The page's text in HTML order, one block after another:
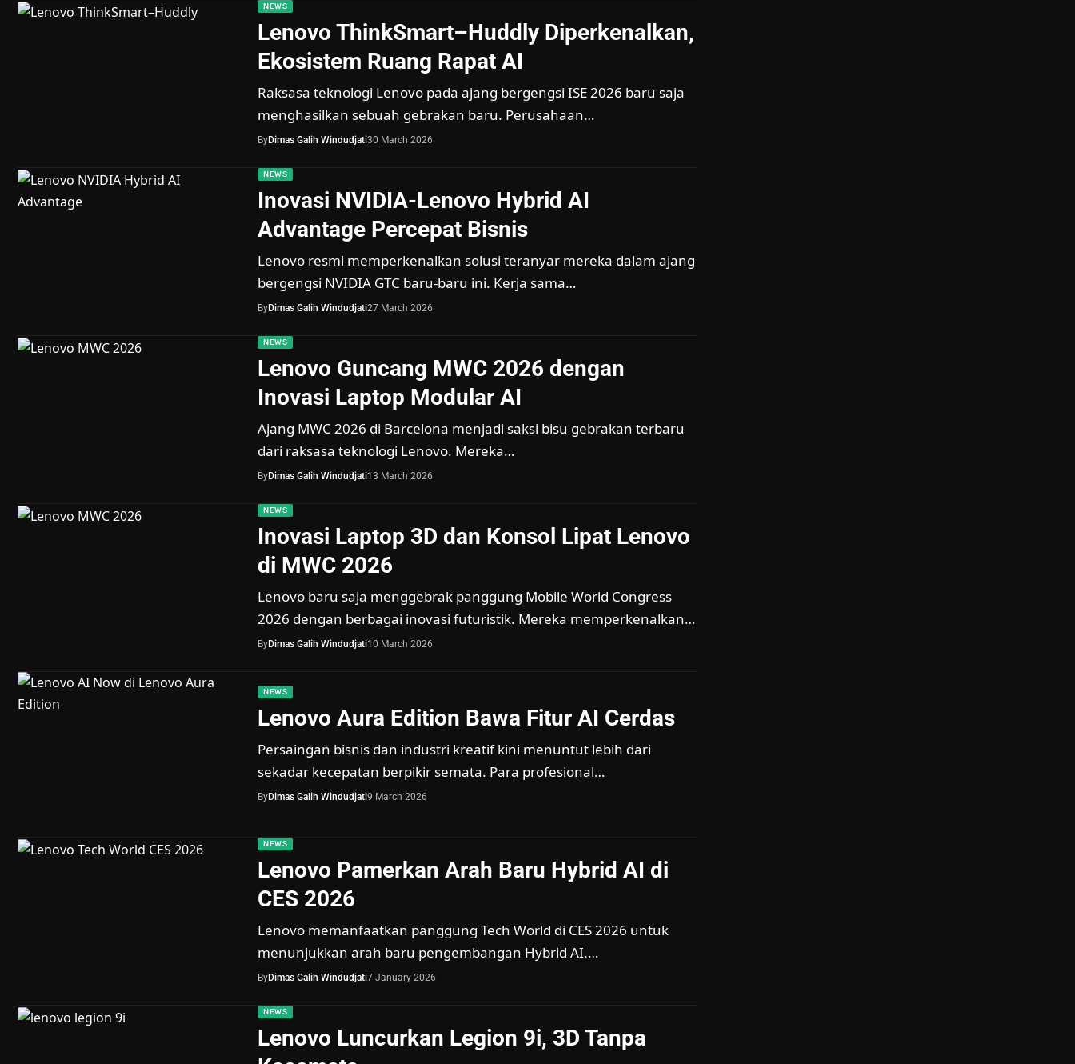
NEWS
Lenovo ThinkSmart–Huddly Diperkenalkan,
Ekosistem Ruang Rapat AI
Raksasa teknologi Lenovo pada ajang bergengsi ISE 2026 baru saja
menghasilkan sebuah gebrakan baru. Perusahaan…
ByDimas Galih Windudjati30 March 2026
NEWS
Inovasi NVIDIA-Lenovo Hybrid AI
Advantage Percepat Bisnis
Lenovo resmi memperkenalkan solusi teranyar mereka dalam ajang
bergengsi NVIDIA GTC baru-baru ini. Kerja sama…
ByDimas Galih Windudjati27 March 2026
NEWS
Lenovo Guncang MWC 2026 dengan
Inovasi Laptop Modular AI
Ajang MWC 2026 di Barcelona menjadi saksi bisu gebrakan terbaru
dari raksasa teknologi Lenovo. Mereka…
ByDimas Galih Windudjati13 March 2026
NEWS
Inovasi Laptop 3D dan Konsol Lipat Lenovo
di MWC 2026
Lenovo baru saja menggebrak panggung Mobile World Congress
2026 dengan berbagai inovasi futuristik. Mereka memperkenalkan…
ByDimas Galih Windudjati10 March 2026
NEWS
Lenovo Aura Edition Bawa Fitur AI Cerdas
Persaingan bisnis dan industri kreatif kini menuntut lebih dari
sekadar kecepatan berpikir semata. Para profesional…
ByDimas Galih Windudjati9 March 2026
NEWS
Lenovo Pamerkan Arah Baru Hybrid AI di
CES 2026
Lenovo memanfaatkan panggung Tech World di CES 2026 untuk
menunjukkan arah baru pengembangan Hybrid AI.…
ByDimas Galih Windudjati7 January 2026
NEWS
Lenovo Luncurkan Legion 9i, 3D Tanpa